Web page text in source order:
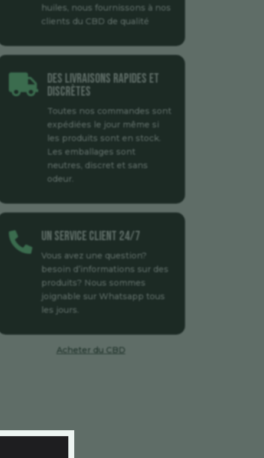
huiles, nous fournissons à nos
clients du CBD de qualité
 Des livraisons rapides et
discrètes
Toutes nos commandes sont
expédiées le jour même si
les produits sont en stock.
Les emballages sont
neutres, discret et sans
odeur.
 Un service client 24/7
Vous avez une question?
besoin d’informations sur des
produits? Nous sommes
joignable sur Whatsapp tous
les jours.
Acheter du CBD